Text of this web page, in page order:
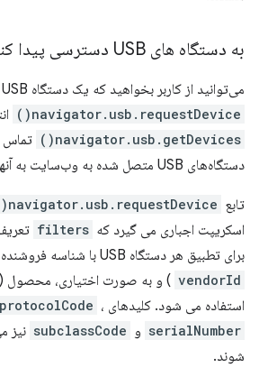
به دستگاه های USB دسترسی پیدا کنید
می‌توانید از کاربر بخواهید که یک دستگاه USB متصل را با استفاده از
navigator.usb.requestDevice()
navigator.usb.getDevices()
تماس
دستگاه‌های USB متصل شده به وب‌سایت به آنها دسترسی داشته باشد.
تابع navigator.usb.requestDevice()
اسکریپت اجباری می گیرد که filters
برای تطبیق هر دستگاه USB با شناسه فروشنده داده شده (
vendorId ) و به صورت اختیاری، محصول (
استفاده می شود. کلیدهای
protocolCode ،
serialNumber و subclassCode نیز
شوند.